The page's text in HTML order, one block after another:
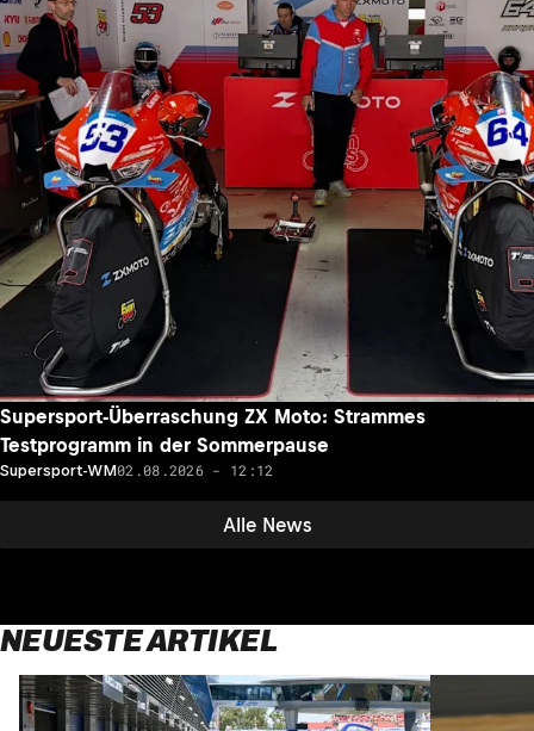
Alle News
Supersport-Überraschung ZX Moto: Strammes
Testprogramm in der Sommerpause
Supersport-WM02.08.2026 - 12:12
NEUESTE ARTIKEL